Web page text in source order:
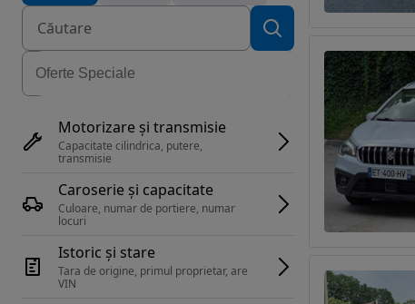
Motorizare și transmisie
Capacitate cilindrica, putere,
transmisie
Caroserie și capacitate
Culoare, numar de portiere, numar
locuri
Istoric și stare
Tara de origine, primul proprietar, are